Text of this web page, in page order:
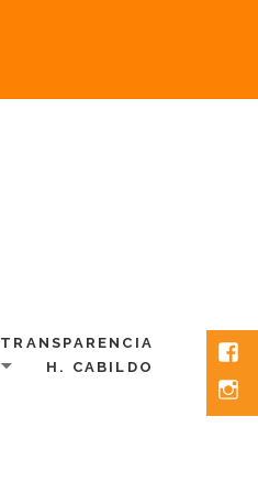
TRANSPARENCIA
H. CABILDO